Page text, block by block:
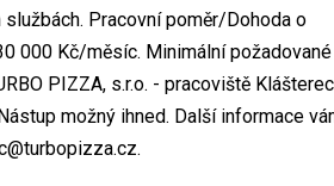
Pracovní poměr/Dohoda o
000 Kč/měsíc. Minimální požadované
PIZZA, s.r.o. - pracoviště Klášterec
možný ihned. Další informace